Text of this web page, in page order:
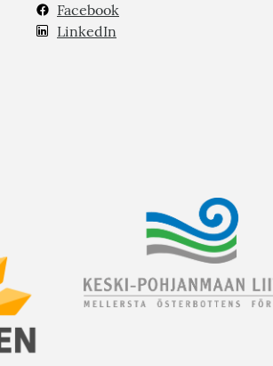
Facebook
LinkedIn